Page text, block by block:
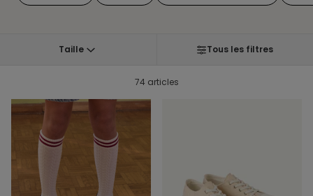
Taille Tous les filtres
74 articles